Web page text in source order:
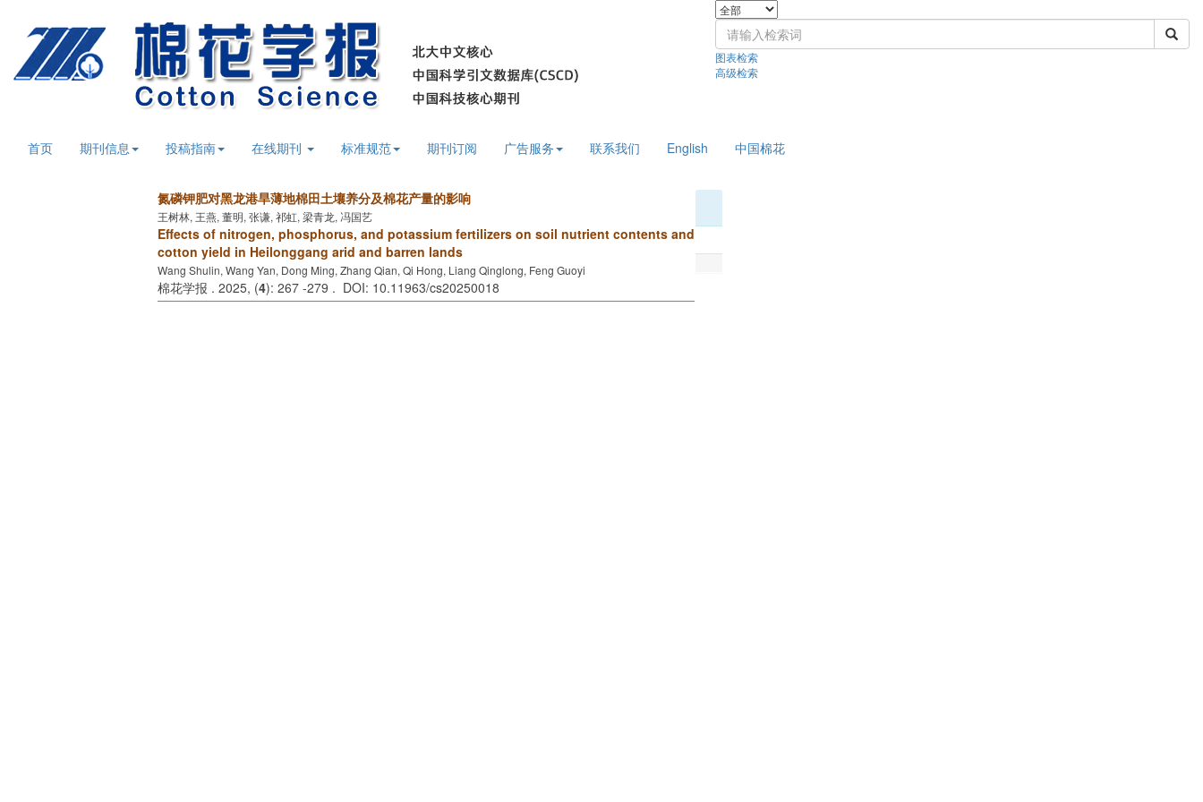
图表检索
高级检索
首页 期刊信息 投稿指南 在线期刊 标准规范 期刊订阅 广告服务 联系我们 English 中国棉花
氮磷钾肥对黑龙港旱薄地棉田土壤养分及棉花产量的影响
王树林, 王燕, 董明, 张谦, 祁虹, 梁青龙, 冯国艺
Effects of nitrogen, phosphorus, and potassium fertilizers on soil nutrient contents and
cotton yield in Heilonggang arid and barren lands
Wang Shulin, Wang Yan, Dong Ming, Zhang Qian, Qi Hong, Liang Qinglong, Feng Guoyi
棉花学报 . 2025, (4): 267 -279 . DOI: 10.11963/cs20250018